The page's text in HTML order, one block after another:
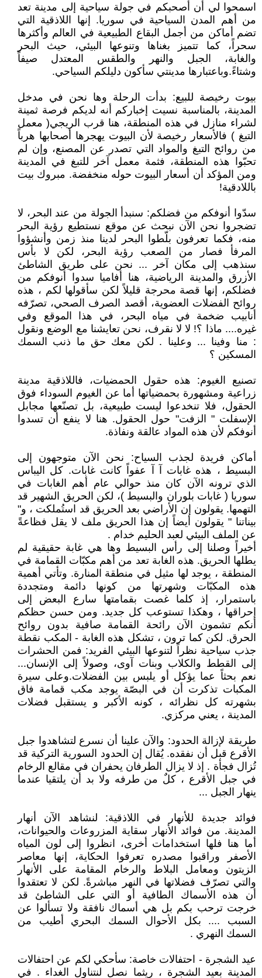
اسمحوا لي أن أصحبكم في جولة سياحية إلى مدينة تعد
من أهم المدن السياحية في سوريا. إنها اللاذقية التي
تضم أماكن من أجمل البقاع الطبيعية في العالم وأكثرها
سحراً، كما تتميز بغناها وتنوعها البيئي، حيث البحر
والغابة، الجبل والنهر والطقس المعتدل صيفاً
وشتاءً.وباعتبارها مدينتي سأكون دليلكم السياحي.
بيوت رخيصة للبيع: بدأت الرحلة وها نحن في مدخل
المدينة، بالمناسبة نسيت إخباركم أنه لديكم فرصة ثمينة
لشراء منازل في هذه المنطقة، هنا قرب الريجي( معمل
التبغ ) فالأسعار رخيصة لأن البيوت يهجرها أصحابها هرباً
من روائح التبغ والمواد التي تصدر عن المصنع، وإن لم
تحبّوا هذه المنطقة، فثمة معمل آخر للتبغ في المدينة
ومن المؤكد أن أسعار البيوت حوله منخفضة. مبروك بيت
باللادقية!
سدّوا أنوفكم من فضلكم: سنبدأ الجولة من عند البحر، لا
تضجروا نحن الآن نبحث عن موقع نستطيع رؤية البحر
منه، فكما تعرفون بلّطوا البحر لدينا منذ زمن وأنشؤوا
المرفأ فصار من الصعب رؤية البحر، لكن لا بأس
سنذهب إلى مكان آخر ... نحن على طريق الشاطئ
الأزرق والمدينة الرياضية، هنا أفاميا سدوا أنوفكم من
فضلكم، إنها قصة محرجة قليلاً لكن سأقولها لكم ، هذه
روائح الفضلات العضوية، أقصد الصرف الصحي، تصرّفه
أنابيب ضخمة في مياه البحر، في هذا الموقع وفي
غيره.... ماذا ؟! لا لا نقرف، نحن تعايشنا مع الوضع ونقول
: منا وفينا ... وعلينا . لكن معك حق ما ذنب السمك
المسكين ؟
تصنيع الغيوم: هذه حقول الحمضيات، فاللاذقية مدينة
زراعية ومشهورة بحمضياتها أما عن الغيوم السوداء فوق
الحقول، فلا تنخدعوا ليست طبيعية، بل تصنّعها مجابل
الإسفلت " الزفت" حول الحقول. هنا لا ينفع أن تسدوا
أنوفكم لأن هذه المواد عالقة ونفاذة.
أماكن فريدة لجذب السياح: نحن الآن متوجهون إلى
البسيط ، هذه غابات آ آ عفواً كانت غابات. كل اليباس
الذي ترونه الآن كان منذ حوالي عام أهم الغابات في
سوريا ( غابات بلوران والبسيط )، لكن الحريق الشهير قد
التهمها. يقولون إن الأراضي بعد الحريق قد استُملكت ، و"
بيناتنا " يقولون أيضاً إن هذا الحريق ملف لا يقل فظاعةً
عن الملف البيئي لعبد الحليم خدام .
أخيراً وصلنا إلى رأس البسيط وها هي غابة حقيقية لم
يطلها الحريق. هذه الغابة تعد من أهم مكبّات القمامة في
المنطقة ، يوجد لها مثيل في منطقة المنارة. وتأتي أهمية
هذه المكبّات وشهرتها من كونها دائمة ومتجددة
باستمرار، إذ كلما غصت بقمامتها سارع البعض إلى
إحراقها ، وهكذا تستوعب كل جديد. ومن حسن حظكم
أنكم تشمون الآن رائحة القمامة صافية بدون روائح
الحرق. لكن كما ترون ، تشكل هذه الغابة - المكب نقطة
جذب سياحية نظراً لتنوعها البيئي الفريد: فمن الحشرات
إلى القطط والكلاب وبنات آوى، وصولاً إلى الإنسان...
نعم بحثاً عما يؤكل أو يلبس بين الفضلات.وعلى سيرة
المكبات تذكرت أن في البصّة يوجد مكب قمامة فاق
بشهرته كل نظرائه ، كونه الأكبر و يستقبل فضلات
المدينة ، يعني مركزي.
طريقة لإزالة الحدود: والآن علينا أن نسرع لتشاهدوا جبل
الأقرع قبل أن نفقده. يُقال إن الحدود السورية التركية قد
تُزال فجأة . إذ لا يزال الطرفان يحفران في مقالع الرخام
في جبل الأقرع ، كلٌ من طرفه ولا بد أن يلتقيا عندما
ينهار الجبل ...
فوائد جديدة للأنهار في اللاذقية: لنشاهد الآن أنهار
المدينة. من فوائد الأنهار سقاية المزروعات والحيوانات،
أما هنا فلها استخدامات أخرى، انظروا إلى لون المياه
الأصفر وراقبوا مصدره تعرفوا الحكاية، إنها معاصر
الزيتون ومعامل البلاط والرخام المقامة على الأنهار
والتي تصرّف فضلاتها في النهر مباشرةً. لكن لا تعتقدوا
أن هذه الأسماك الطافية أو التي على الشاطئ قد
خرجت ترحب بكم بل هي أسماك نافقة ولا تسألوا عن
السبب .... بكل الأحوال السمك البحري أطيب من
السمك النهري .
عيد الشجرة - احتفالات خاصة: سأحكي لكم عن احتفالات
المدينة بعيد الشجرة ، ريثما نصل لنتناول الغداء . في